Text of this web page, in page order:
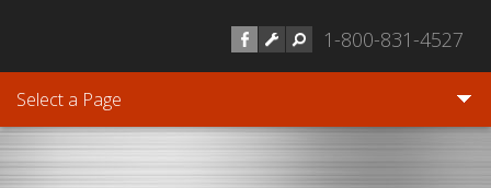
1-800-831-4527
Select a Page